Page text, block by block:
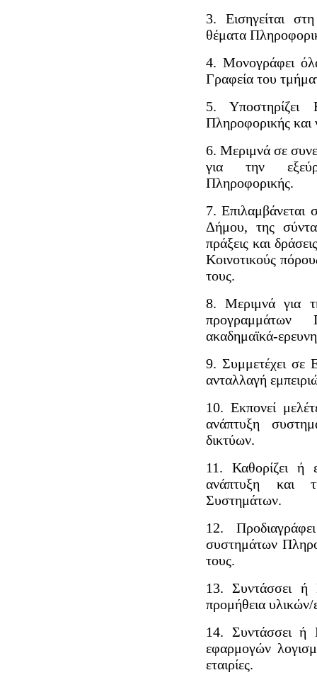
3. Εισηγείται
θέματα
4. Μονογράφει
Γραφεία του
5. Υποστηρίζει
Πληροφορικής και
6. Μεριμνά σε
για την
Πληροφορικής.
7. Επιλαμβάνεται
Δήμου, της
πράξεις και
Κοινοτικούς
τους.
8. Μεριμνά για
προγραμμάτων
ακαδημαϊκά-
9. Συμμετέχει σε
ανταλλαγή
10. Εκπονεί
ανάπτυξη
δικτύων.
11. Καθορίζει ή
ανάπτυξη και
Συστημάτων.
12.
συστημάτων
τους.
13. Συντάσσει ή
προμήθεια
14. Συντάσσει ή
εφαρμογών
εταιρίες.